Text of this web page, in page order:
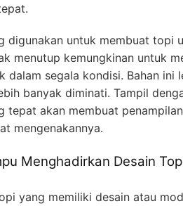
digunakan untuk membuat topi
menutup kemungkinan untuk
dalam segala kondisi. Bahan ini
banyak diminati. Tampil
tepat akan membuat
mengenakannya.
Menghadirkan Desain
yang memiliki desain atau